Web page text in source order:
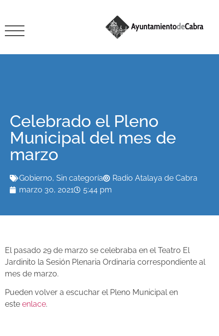
Celebrado el Pleno
Municipal del mes de
marzo
Gobierno, Sin categoría
Radio Atalaya de Cabra
marzo 30, 2021
5:44 pm
El pasado 29 de marzo se celebraba en el Teatro El
Jardinito la Sesión Plenaria Ordinaria correspondiente al
mes de marzo.
Pueden volver a escuchar el Pleno Municipal en
este enlace.